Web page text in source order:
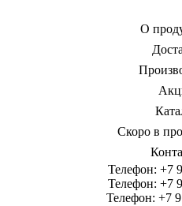
О
Скоро в
Телефон: +7
Телефон: +7
Телефон: +7